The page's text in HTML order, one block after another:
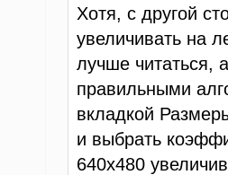
Хотя, с другой
увеличивать на
лучше читаться,
правильными
вкладкой
и выбрать
640x480